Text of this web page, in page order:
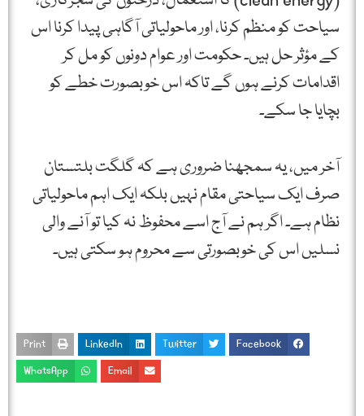
سیاحت کو منظم کرنا، اور ماحولیاتی آگاہی پیدا کرنا اس
کے مؤثر حل ہیں۔ حکومت اور عوام دونوں کو مل کر
اقدامات کرنے ہوں گے تاکہ اس خوبصورت خطے کو
بچایا جا سکے۔
آخر میں، یہ سمجھنا ضروری ہے کہ گلگت بلتستان
صرف ایک سیاحتی مقام نہیں بلکہ ایک اہم ماحولیاتی
نظام ہے۔ اگر ہم نے آج اسے محفوظ نہ کیا تو آنے والی
نسلیں اس کی خوبصورتی سے محروم ہو سکتی ہیں۔
Facebook
Twitter
LinkedIn
Print
Email
WhatsApp